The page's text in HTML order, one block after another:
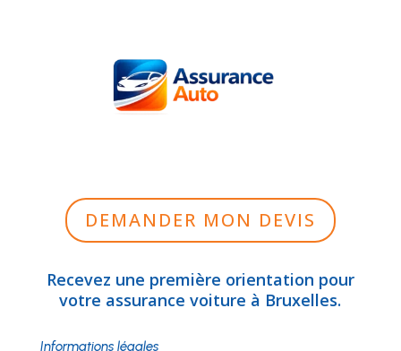
DEMANDER MON DEVIS
Recevez une première orientation pour
votre assurance voiture à Bruxelles.
Informations légales